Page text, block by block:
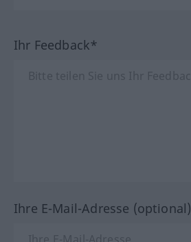
Ihr Feedback*
Ihre E-Mail-Adresse (optional)